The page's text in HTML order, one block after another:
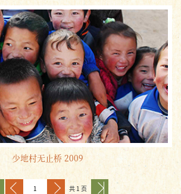
少地村无止桥 2009
共 1 页